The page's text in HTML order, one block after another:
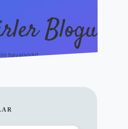
Blogu
havalandır!
hiltonbet güncel giriş